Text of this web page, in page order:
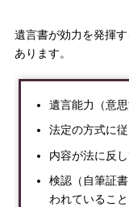
遺言書が効力を発揮
あります。
遺言能力（意
法定の方式に
内容が法に反
検認（自筆証
われていること